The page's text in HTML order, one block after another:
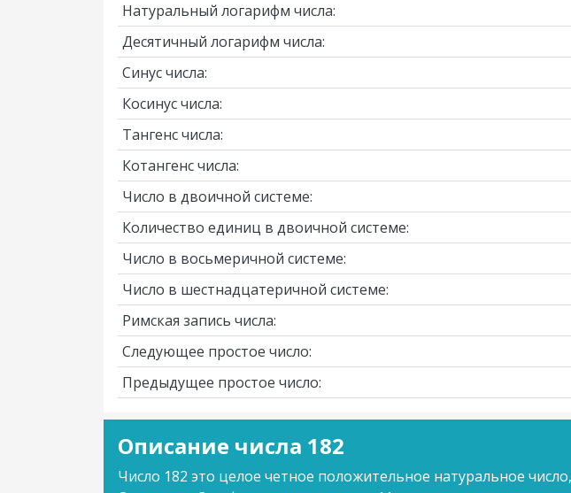
Натуральный логарифм числа:
Десятичный логарифм числа:
Синус числа:
Косинус числа:
Тангенс числа:
Котангенс числа:
Число в двоичной системе:
Количество единиц в двоичной системе:
Число в восьмеричной системе:
Число в шестнадцатеричной системе:
Римская запись числа:
Следующее простое число:
Предыдущее простое число:
Описание числа 182
Число 182 это целое четное положительное натуральное